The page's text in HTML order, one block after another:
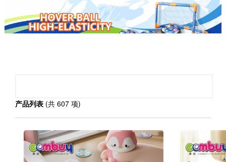
婴儿玩具( 3031)>
益智玩具(3765)>
遥控玩具(815)>
产品列表 (共 607 项)